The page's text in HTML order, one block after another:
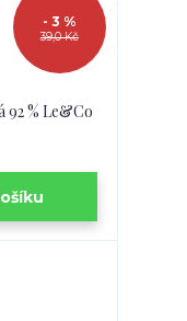
39,0 Kč
- 3 %
92 % Le&Co